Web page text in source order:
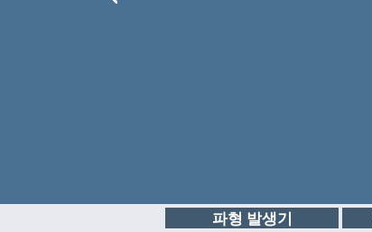
파형 발생기